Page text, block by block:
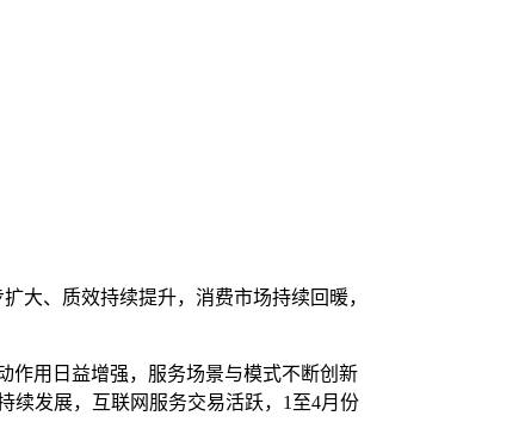
、质效持续提升，消费市场持续回暖，
用日益增强，服务场景与模式不断创新
续发展，互联网服务交易活跃，1至4月份